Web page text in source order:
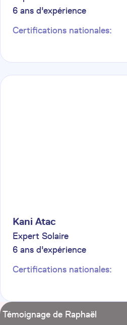
6 ans d'expérience
Certifications nationales:
Kani Atac
Expert Solaire
6 ans d'expérience
Certifications nationales:
Témoignage de Raphaël